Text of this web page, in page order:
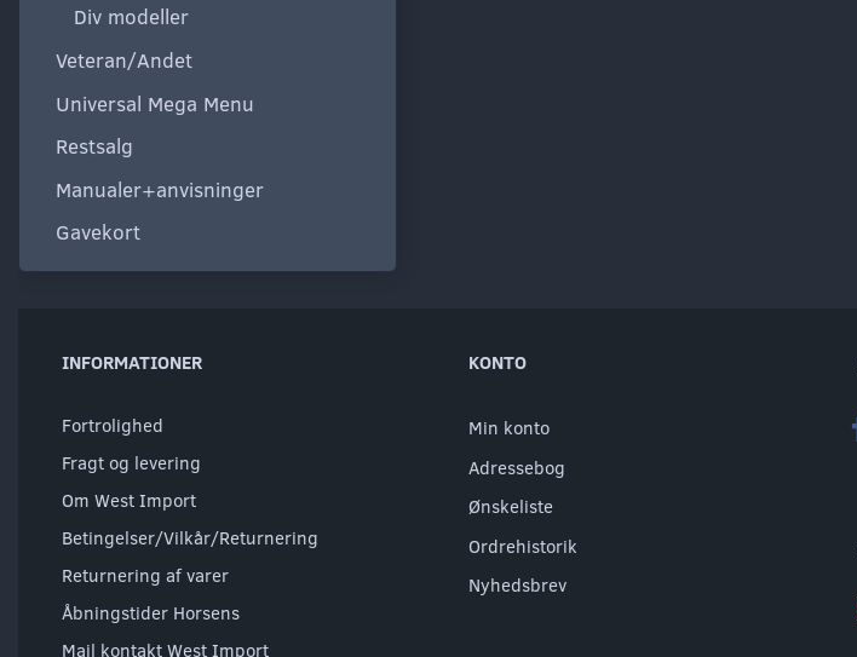
Div modeller
Veteran/Andet
Universal Mega Menu
Restsalg
Manualer+anvisninger
Gavekort
INFORMATIONER
Fortrolighed
Fragt og levering
Om West Import
Betingelser/Vilkår/Returnering
Returnering af varer
Åbningstider Horsens
Mail kontakt West Import
KONTO
Min konto
Adressebog
Ønskeliste
Ordrehistorik
Nyhedsbrev